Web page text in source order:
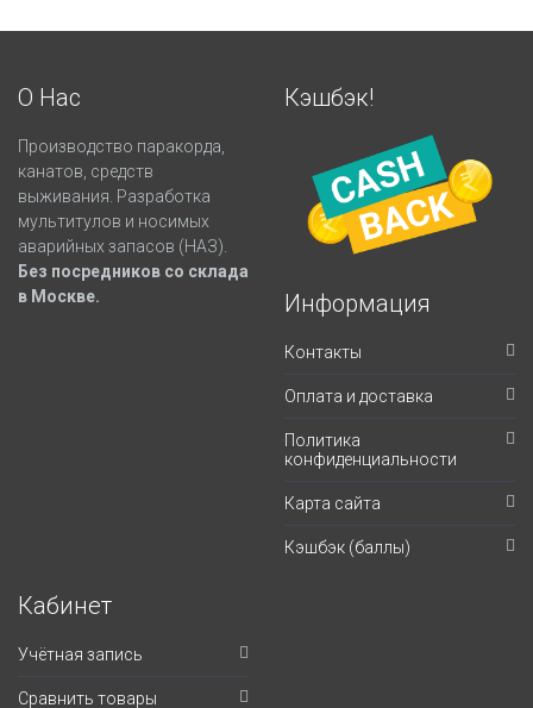
О Нас
Производство паракорда,
канатов, средств
выживания. Разработка
мультитулов и носимых
аварийных запасов (НАЗ).
Без посредников со склада
в Москве.
Кэшбэк!
Информация
Контакты
Оплата и доставка
Политика
конфиденциальности
Карта сайта
Кэшбэк (баллы)
Кабинет
Учётная запись
Сравнить товары